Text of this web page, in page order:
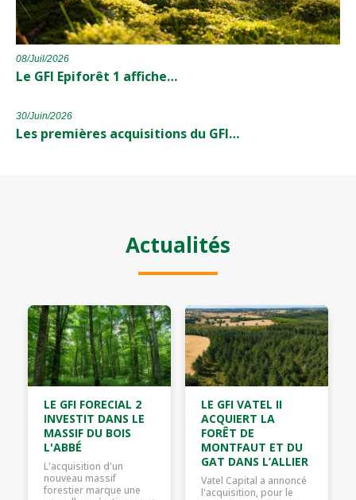
08/Juil/2026
Le GFI Epiforêt 1 affiche…
30/Juin/2026
Les premières acquisitions du GFI…
Actualités
LE GFI FORECIAL 2
INVESTIT DANS LE
MASSIF DU BOIS
L'ABBÉ
L'acquisition d'un
nouveau massif
forestier marque une
LE GFI VATEL II
ACQUIERT LA
FORÊT DE
MONTFAUT ET DU
GAT DANS L’ALLIER
Vatel Capital a annoncé
l'acquisition, pour le